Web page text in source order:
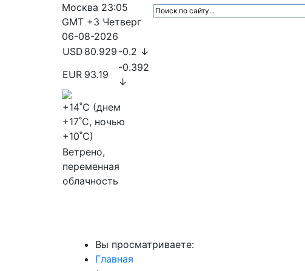
Москва 23:05
GMT +3 Четверг
06-08-2026
USD 80.929 -0.2 ↓
EUR 93.19
-0.392
↓
+14˚C (днем
+17˚C, ночью
+10˚C)
Ветрено,
переменная
облачность
Вы просматриваете:
Главная